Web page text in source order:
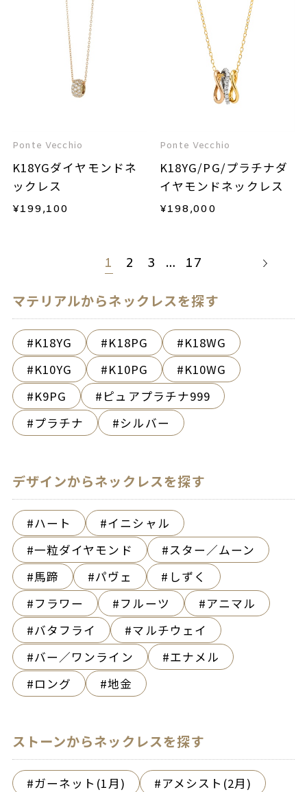
Ponte Vecchio
K18YGダイヤモンドネ
ックレス
¥199,100
Ponte Vecchio
K18YG/PG/プラチナダ
イヤモンドネックレス
¥198,000
1 2 3 … 17
マテリアルからネックレスを探す
K18YG K18PG
K18WG
K10YG
K10PG
K10WG
K9PG
ピュアプラチナ999
プラチナ
シルバー
デザインからネックレスを探す
ハート
イニシャル
一粒ダイヤモンド
スター／ムーン
馬蹄
パヴェ
しずく
フラワー
フルーツ
アニマル
バタフライ
マルチウェイ
バー／ワンライン
エナメル
ロング
地金
ストーンからネックレスを探す
ガーネット(1月)
アメシスト(2月)